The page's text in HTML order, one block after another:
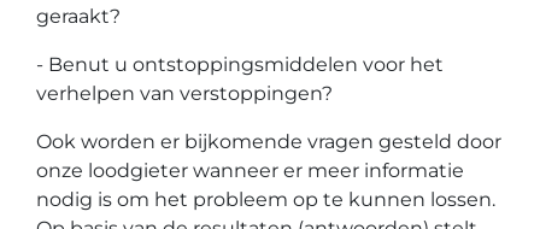
geraakt?
- Benut u ontstoppingsmiddelen voor het
verhelpen van verstoppingen?
Ook worden er bijkomende vragen gesteld door
onze loodgieter wanneer er meer informatie
nodig is om het probleem op te kunnen lossen.